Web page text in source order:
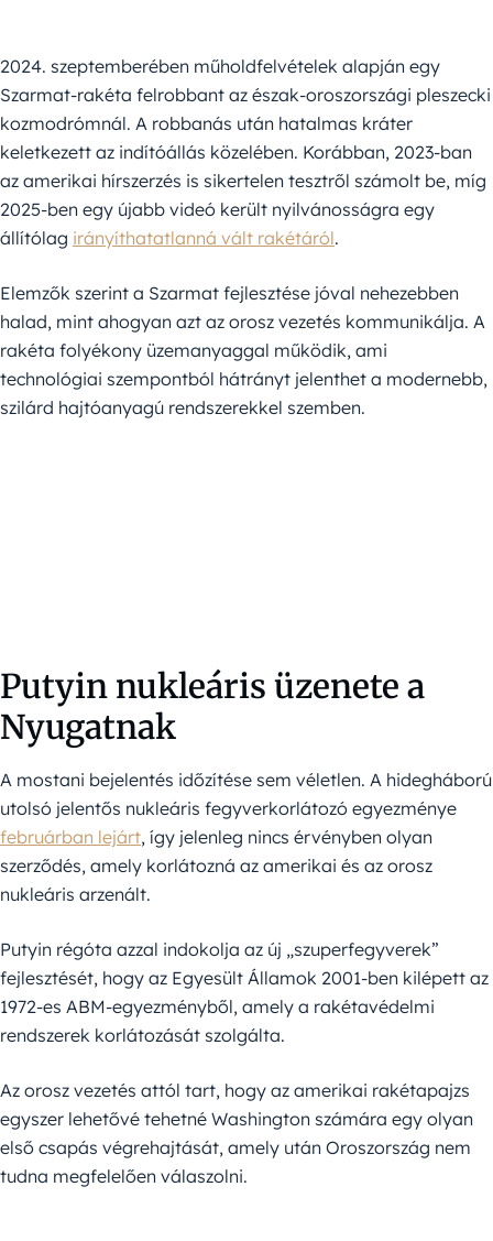
2024. szeptemberében műholdfelvételek alapján egy
Szarmat-rakéta felrobbant az észak-oroszországi pleszecki
kozmodrómnál. A robbanás után hatalmas kráter
keletkezett az indítóállás közelében. Korábban, 2023-ban
az amerikai hírszerzés is sikertelen tesztről számolt be, míg
2025-ben egy újabb videó került nyilvánosságra egy
állítólag irányíthatatlanná vált rakétáról.
Elemzők szerint a Szarmat fejlesztése jóval nehezebben
halad, mint ahogyan azt az orosz vezetés kommunikálja. A
rakéta folyékony üzemanyaggal működik, ami
technológiai szempontból hátrányt jelenthet a modernebb,
szilárd hajtóanyagú rendszerekkel szemben.
Putyin nukleáris üzenete a
Nyugatnak
A mostani bejelentés időzítése sem véletlen. A hidegháború
utolsó jelentős nukleáris fegyverkorlátozó egyezménye
februárban lejárt, így jelenleg nincs érvényben olyan
szerződés, amely korlátozná az amerikai és az orosz
nukleáris arzenált.
Putyin régóta azzal indokolja az új „szuperfegyverek”
fejlesztését, hogy az Egyesült Államok 2001-ben kilépett az
1972-es ABM-egyezményből, amely a rakétavédelmi
rendszerek korlátozását szolgálta.
Az orosz vezetés attól tart, hogy az amerikai rakétapajzs
egyszer lehetővé tehetné Washington számára egy olyan
első csapás végrehajtását, amely után Oroszország nem
tudna megfelelően válaszolni.